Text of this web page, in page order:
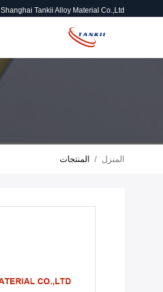
Shanghai Tankii Alloy Material Co.,Ltd
المنزل / المنتجات